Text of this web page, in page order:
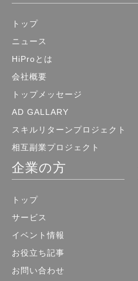
トップ
ニュース
HiProとは
会社概要
トップメッセージ
AD GALLARY
スキルリターンプロジェクト
相互副業プロジェクト
企業の方
トップ
サービス
イベント情報
お役立ち記事
お問い合わせ